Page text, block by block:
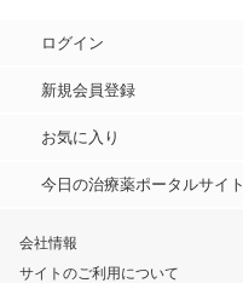
ログイン
新規会員登録
お気に入り
今日の治療薬ポータルサイト
会社情報
サイトのご利用について